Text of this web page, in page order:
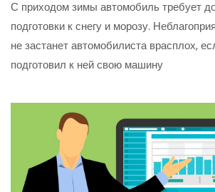
С приходом зимы автомобиль требует
подготовки к снегу и морозу.
не застанет автомобилиста врасплох,
подготовил к ней свою машину